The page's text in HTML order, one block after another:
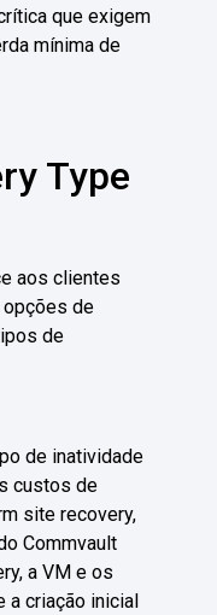
que exigem
mínima de
Type
aos clientes
de
de
de inatividade
custos de
site recovery,
Commvault
a VM e os
criação inicial